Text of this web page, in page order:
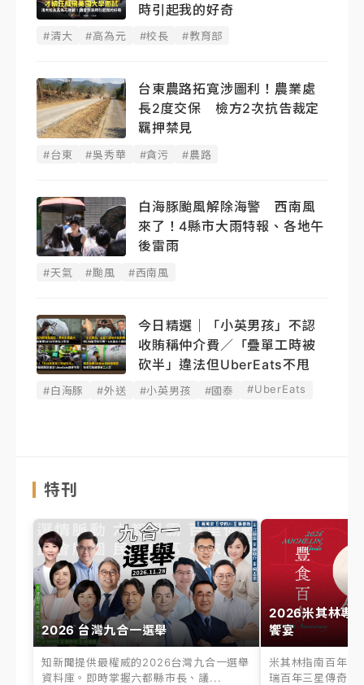
時引起我的好奇
#清大 #高為元 #校長 #教育部
台東農路拓寬涉圖利！農業處
長2度交保 檢方2次抗告裁定
羈押禁見
#台東 #吳秀華 #貪污 #農路
白海豚颱風解除海警 西南風
來了！4縣市大雨特報、各地午
後雷雨
#天氣 #颱風 #西南風
今日精選｜「小英男孩」不認
收賄稱仲介費／「疊單工時被
砍半」違法但UberEats不甩
#白海豚 #外送 #小英男孩 #國泰 #UberEats
特刊
2026 台灣九合一選舉
知新聞提供最權威的2026台灣九合一選舉
資料庫。即時掌握六都縣市長、議...
2026米其林專
饗宴
米其林指南百年之
瑞百年三星傳奇、